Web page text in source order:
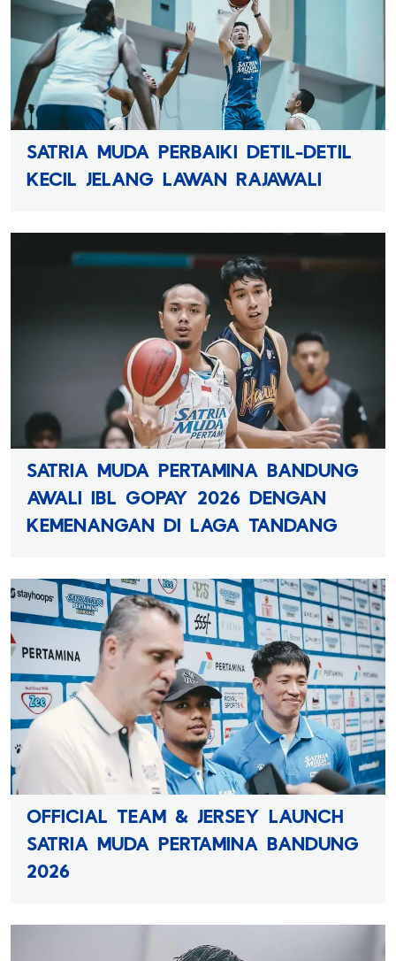
SATRIA MUDA PERBAIKI DETIL-DETIL
KECIL JELANG LAWAN RAJAWALI
SATRIA MUDA PERTAMINA BANDUNG
AWALI IBL GOPAY 2026 DENGAN
KEMENANGAN DI LAGA TANDANG
OFFICIAL TEAM & JERSEY LAUNCH
SATRIA MUDA PERTAMINA BANDUNG
2026